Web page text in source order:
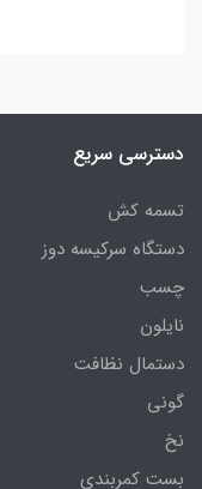
دسترسی سریع
تسمه کش
دستگاه سرکیسه دوز
چسب
نایلون
دستمال نظافت
گونی
نخ
بست کمربندی